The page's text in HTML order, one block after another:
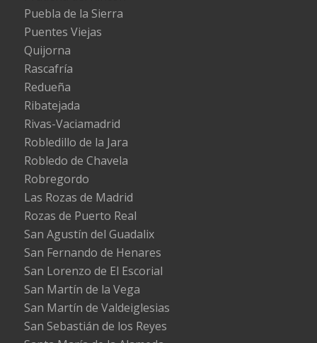
Puebla de la Sierra
Puentes Viejas
Quijorna
Rascafría
Redueña
Ribatejada
Rivas-Vaciamadrid
Robledillo de la Jara
Robledo de Chavela
Robregordo
Las Rozas de Madrid
Rozas de Puerto Real
San Agustín del Guadalix
San Fernando de Henares
San Lorenzo de El Escorial
San Martín de la Vega
San Martín de Valdeiglesias
San Sebastián de los Reyes